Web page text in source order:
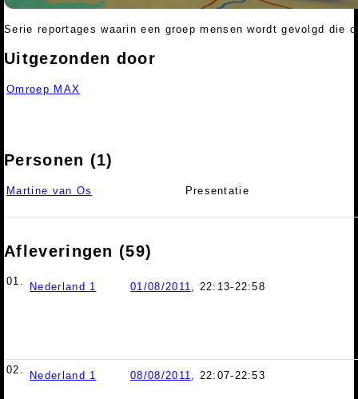
Serie reportages waarin een groep mensen wordt gevolgd die
Uitgezonden door
Omroep MAX
Personen (1)
Martine van Os Presentatie
Afleveringen (59)
01. Nederland 1 01/08/2011, 22:13-22:58
02. Nederland 1 08/08/2011, 22:07-22:53